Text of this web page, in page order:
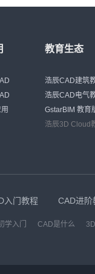
教育生态
浩辰CAD建筑
浩辰CAD电气
GstarBIM 教育
浩辰3D Cloud
入门教程 CAD进阶
学入门 CAD是什么